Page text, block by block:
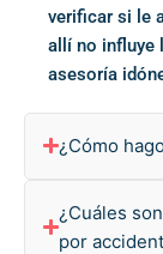
verificar si le
allí no influye
asesoría
¿Cómo
¿Cuáles
por